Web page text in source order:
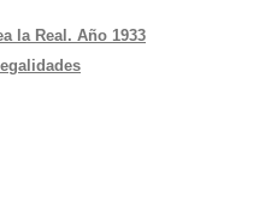
la Real. Año 1933